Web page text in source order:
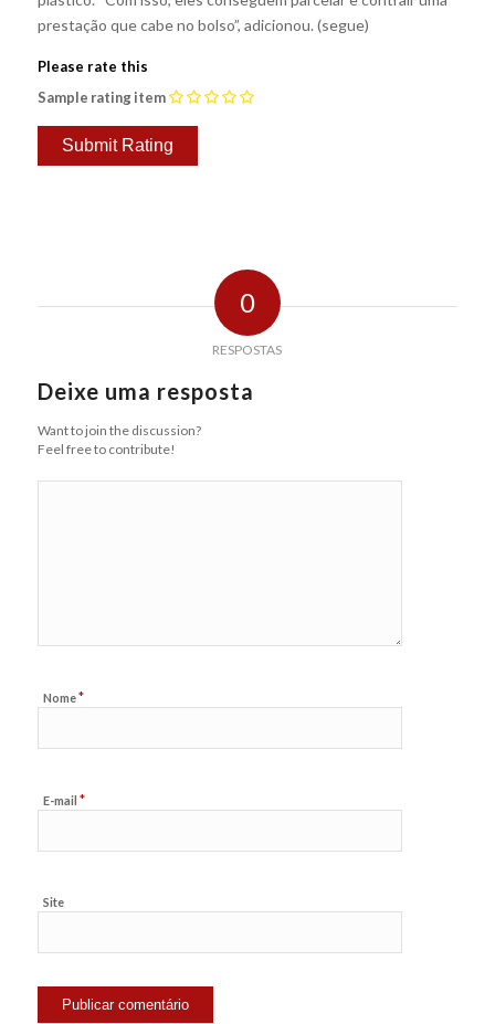
prestação que cabe no bolso”, adicionou. (segue)
Please rate this
Sample rating item
0
RESPOSTAS
Deixe uma resposta
Want to join the discussion?
Feel free to contribute!
Nome*
E-mail *
Site